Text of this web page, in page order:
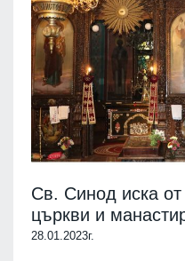
Св. Синод иска
църкви и
28.01.2023г.